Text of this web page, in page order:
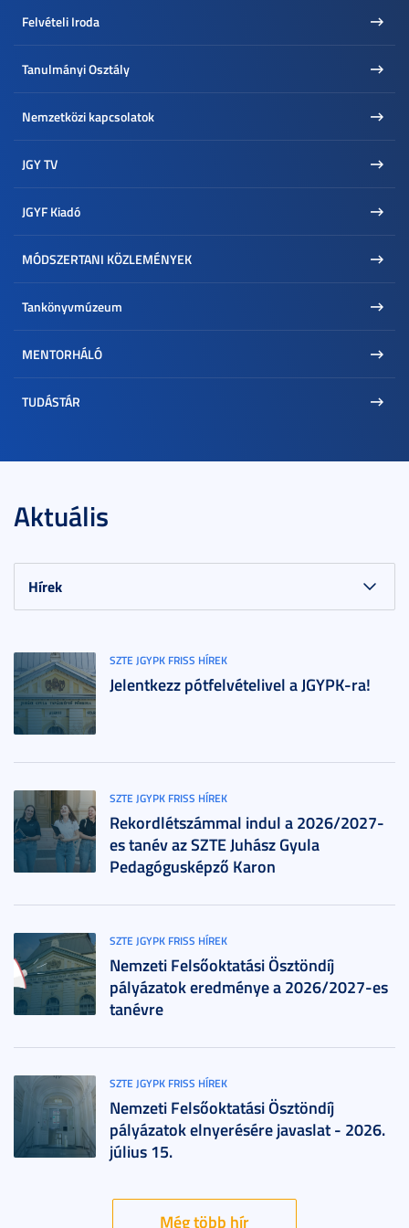
Kari élet
Szeged bemutatása
Felvételi Iroda
Tanulmányi Osztály
Nemzetközi kapcsolatok
JGY TV
JGYF Kiadó
MÓDSZERTANI KÖZLEMÉNYEK
Tankönyvmúzeum
MENTORHÁLÓ
TUDÁSTÁR
Aktuális
SZTE JGYPK FRISS HÍREK
Jelentkezz pótfelvételivel a JGYPK-ra!
SZTE JGYPK FRISS HÍREK
Rekordlétszámmal indul a 2026/2027-
es tanév az SZTE Juhász Gyula
Pedagógusképző Karon
SZTE JGYPK FRISS HÍREK
Nemzeti Felsőoktatási Ösztöndíj
pályázatok eredménye a 2026/2027-es
tanévre
SZTE JGYPK FRISS HÍREK
Nemzeti Felsőoktatási Ösztöndíj
pályázatok elnyerésére javaslat - 2026.
július 15.
Még több hír